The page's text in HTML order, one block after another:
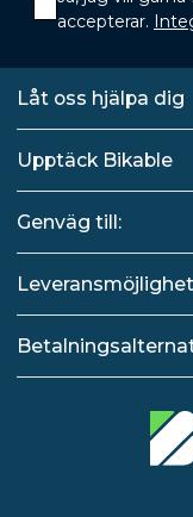
accepterar.
Låt oss hjälpa dig
Upptäck Bikable
Genväg till: